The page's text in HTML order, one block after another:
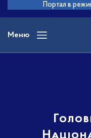
основного
вмісту
Портал в
Меню